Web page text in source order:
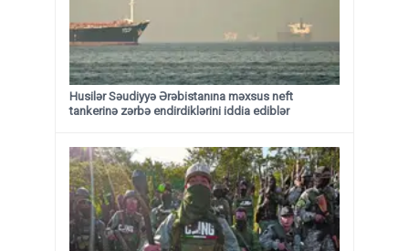
Husilər Səudiyyə Ərəbistanına məxsus neft
tankerinə zərbə endirdiklərini iddia ediblər